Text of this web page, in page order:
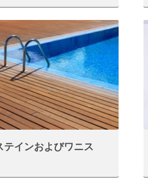
テインおよびワニス